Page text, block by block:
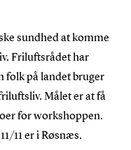
sundhed at komme
Friluftsrådet har
folk på landet bruger
Målet er at få
for workshoppen.
11 er i Røsnæs.